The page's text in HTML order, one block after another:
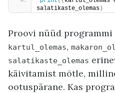
salatikaste_olemas )
Proovi nüüd
kartul_olemas,
salatikaste_olemas
käivitamist mõtle,
ootuspärane. Kas